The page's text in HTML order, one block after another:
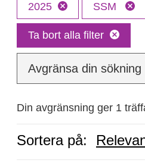
2025 SSM
Ta bort alla filter
Avgränsa din sökning
Din avgränsning ger 1
Sortera på: